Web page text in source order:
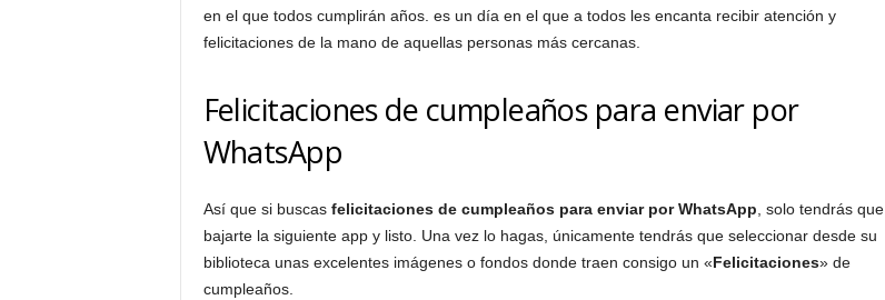
en el que todos cumplirán años. es un día en el que a todos les encanta recibir atención y
felicitaciones de la mano de aquellas personas más cercanas.
Felicitaciones de cumpleaños para enviar por
WhatsApp
Así que si buscas felicitaciones de cumpleaños para enviar por WhatsApp, solo tendrás que
bajarte la siguiente app y listo. Una vez lo hagas, únicamente tendrás que seleccionar desde su
biblioteca unas excelentes imágenes o fondos donde traen consigo un «Felicitaciones» de
cumpleaños.